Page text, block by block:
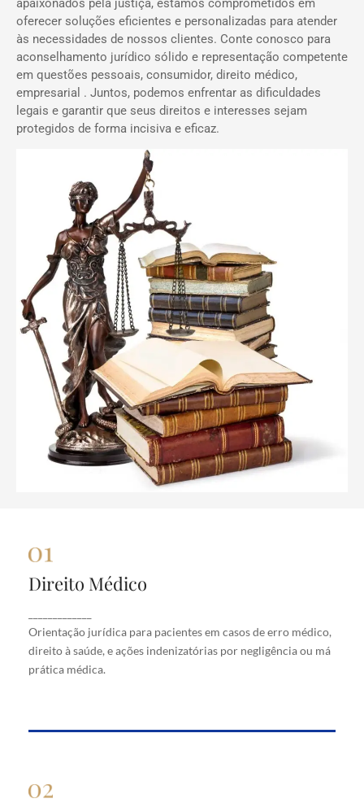
apaixonados pela justiça, estamos comprometidos em
oferecer soluções eficientes e personalizadas para atender
às necessidades de nossos clientes. Conte conosco para
aconselhamento jurídico sólido e representação competente
em questões pessoais, consumidor, direito médico,
empresarial . Juntos, podemos enfrentar as dificuldades
legais e garantir que seus direitos e interesses sejam
protegidos de forma incisiva e eficaz.
Direito Médico
Orientação jurídica para pacientes em casos de erro médico,
direito à saúde, e ações indenizatórias por negligência ou má
prática médica.
Direito Médico
erro médico, direito à saúde, e ações indenizatórias
por negligência ou má prática médica.